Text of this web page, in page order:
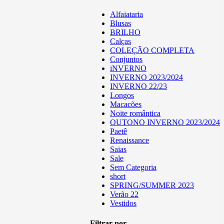
Alfaiataria
Blusas
BRILHO
Calças
COLEÇÃO COMPLETA
Conjuntos
iNVERNO
INVERNO 2023/2024
INVERNO 22/23
Longos
Macacões
Noite romântica
OUTONO INVERNO 2023/2024
Paetê
Renaissance
Saias
Sale
Sem Categoria
short
SPRING/SUMMER 2023
Verão 22
Vestidos